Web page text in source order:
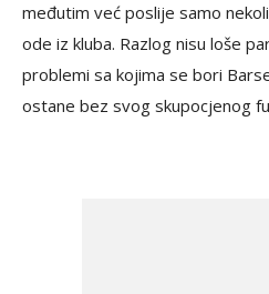
međutim već poslije samo
ode iz kluba. Razlog nisu loše
problemi sa kojima se bori
ostane bez svog skupocjenog